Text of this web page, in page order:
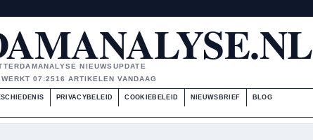
NIEUWSUPDATE
07:2516 ARTIKELEN VANDAAG
PRIVACYBELEID COOKIEBELEID NIEUWSBRIEF BLOG